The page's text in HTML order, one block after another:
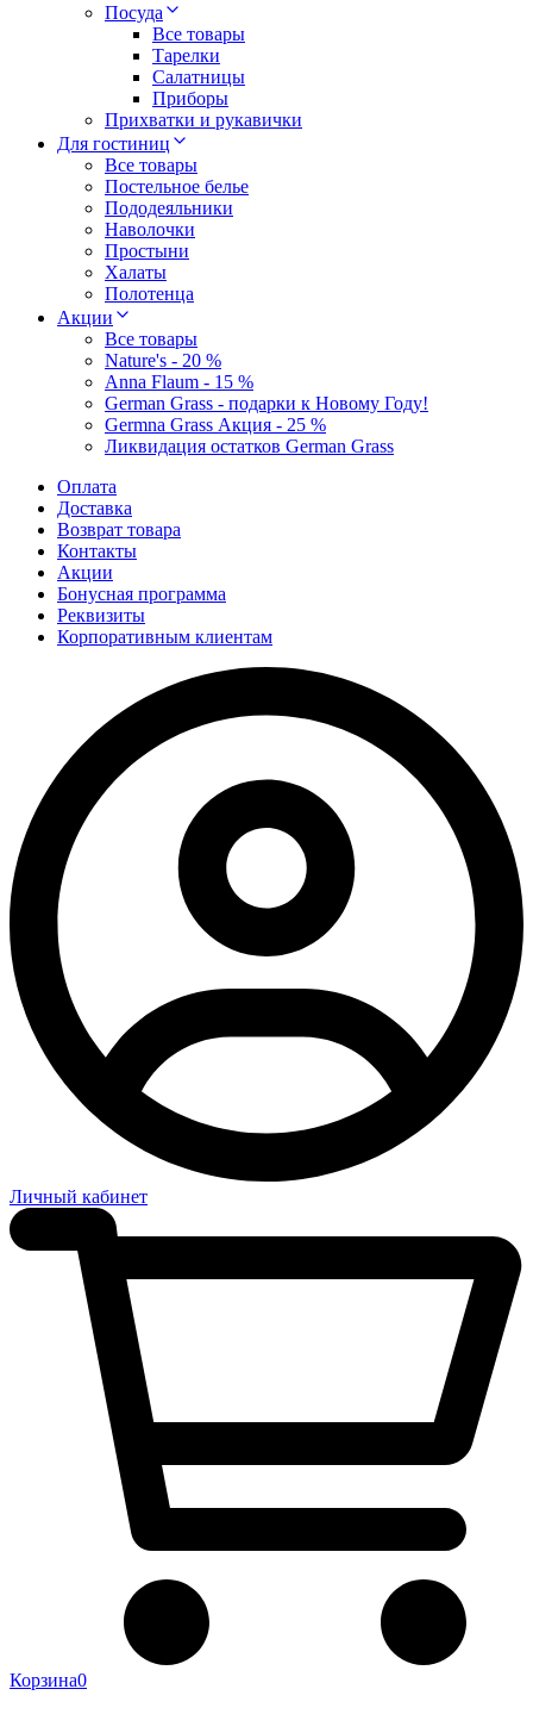
Посуда
Все товары
Тарелки
Салатницы
Приборы
Прихватки и рукавички
Для гостиниц
Все товары
Постельное белье
Пододеяльники
Наволочки
Простыни
Халаты
Полотенца
Акции
Все товары
Nature's - 20 %
Anna Flaum - 15 %
German Grass - подарки к Новому Году!
Germna Grass Акция - 25 %
Ликвидация остатков German Grass
Оплата
Доставка
Возврат товара
Контакты
Акции
Бонусная программа
Реквизиты
Корпоративным клиентам
Личный кабинет
Корзина0